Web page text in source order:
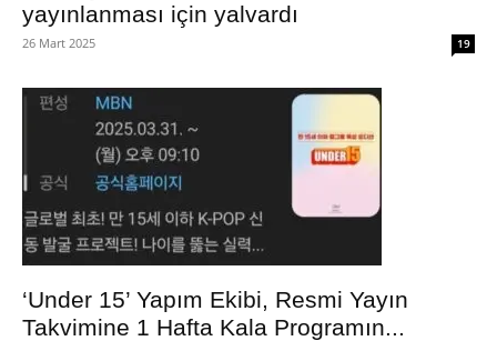
yayınlanması için yalvardı
26 Mart 2025 19
‘Under 15’ Yapım Ekibi, Resmi Yayın
Takvimine 1 Hafta Kala Programın...